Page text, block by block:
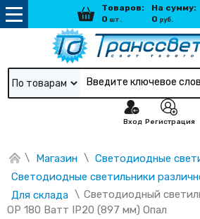
По товарам
Вход Регистрация
Товаров:
0 шт.
На сумму:
0 руб.
\ Магазин \ Светодиодные
Светодиодные светильники
Для склада \ Светодиодный
OP 180 Ватт IP20 (897 мм) Опал